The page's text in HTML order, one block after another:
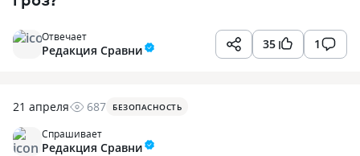
35 1
Отвечает
Редакция Сравни
21 апреля 687 БЕЗОПАСНОСТЬ
Спрашивает
Редакция Сравни